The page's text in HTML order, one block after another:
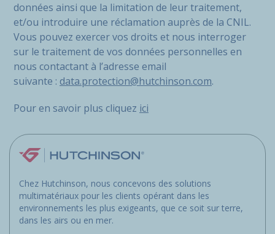
données ainsi que la limitation de leur traitement,
et/ou introduire une réclamation auprès de la CNIL.
Vous pouvez exercer vos droits et nous interroger
sur le traitement de vos données personnelles en
nous contactant à l’adresse email
suivante : data.protection@hutchinson.com.
Pour en savoir plus cliquez ici
Chez Hutchinson, nous concevons des solutions
multimatériaux pour les clients opérant dans les
environnements les plus exigeants, que ce soit sur terre,
dans les airs ou en mer.